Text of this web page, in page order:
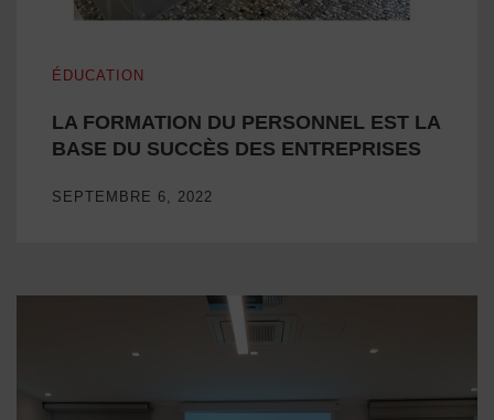
ÉDUCATION
LA FORMATION DU PERSONNEL EST LA
BASE DU SUCCÈS DES ENTREPRISES
SEPTEMBRE 6, 2022